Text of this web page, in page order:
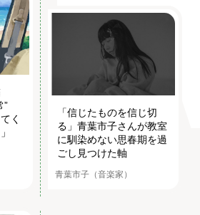
”
く
「信じたものを信じ切
る」青葉市子さんが教室
に馴染めない思春期を過
ごし見つけた軸
青葉市子（音楽家）